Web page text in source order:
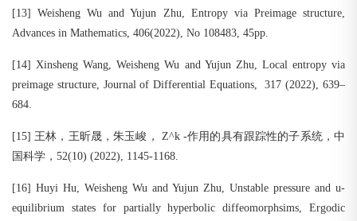
[13] Weisheng Wu and Yujun Zhu, Entropy via Preimage structure,
Advances in Mathematics, 406(2022), No 108483, 45pp.
[14] Xinsheng Wang, Weisheng Wu and Yujun Zhu, Local entropy via
preimage structure, Journal of Differential Equations, 317 (2022), 639–
684.
[15] 王林，王昕晟，朱玉峻， Z^k -作用的具有跟踪性的子系统，中
国科学，52(10) (2022), 1145-1168.
[16] Huyi Hu, Weisheng Wu and Yujun Zhu, Unstable pressure and u-
equilibrium states for partially hyperbolic diffeomorphsims, Ergodic